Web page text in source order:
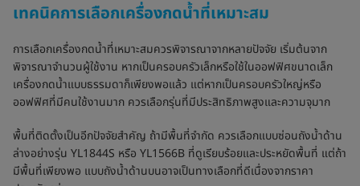
เทคนิคการเลือกเครื่องกดน้ำที่เหมาะสม
การเลือกเครื่องกดน้ำที่เหมาะสมควรพิจารณาจากหลายปัจจัย เริ่มต้นจาก
พิจารณาจำนวนผู้ใช้งาน หากเป็นครอบครัวเล็กหรือใช้ในออฟฟิศขนาดเล็ก
เครื่องกดน้ำแบบธรรมดาก็เพียงพอแล้ว แต่หากเป็นครอบครัวใหญ่หรือ
ออฟฟิศที่มีคนใช้งานมาก ควรเลือกรุ่นที่มีประสิทธิภาพสูงและความจุมาก
พื้นที่ติดตั้งเป็นอีกปัจจัยสำคัญ ถ้ามีพื้นที่จำกัด ควรเลือกแบบซ่อนถังน้ำด้าน
ล่างอย่างรุ่น YL1844S หรือ YL1566B ที่ดูเรียบร้อยและประหยัดพื้นที่ แต่ถ้า
มีพื้นที่เพียงพอ แบบถังน้ำด้านบนอาจเป็นทางเลือกที่ดีเนื่องจากราคา